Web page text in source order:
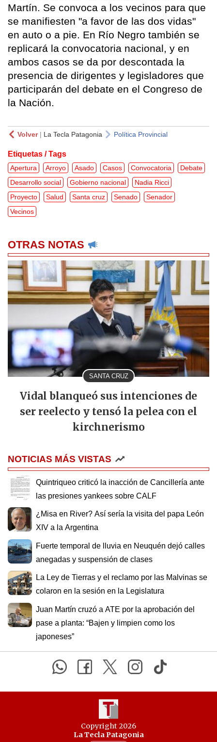
Martín. Se convoca a los vecinos para que
se manifiesten "a favor de las dos vidas"
en auto o a pie. En Río Negro también se
replicará la convocatoria nacional, y en
ambos casos se da por descontada la
presencia de dirigentes y legisladores que
participarán del debate en el Congreso de
la Nación.
Volver| La Tecla Patagonia Política Provincial
Etiquetas / Tags
Apertura Arroyo Asado Casos Convocatoria
Debate
Desarrollo social
Gobierno nacional
Nadia Ricci
Proyecto
Salud Santa cruz Senado
Senador
Vecinos
OTRAS NOTAS
SANTA CRUZ
Vidal blanqueó sus intenciones de
ser reelecto y tensó la pelea con el
kirchnerismo
NOTICIAS MÁS VISTAS
Quintriqueo criticó la inacción de Cancillería ante
las presiones yankees sobre CALF
¿Misa en River? Así sería la visita del papa León
XIV a la Argentina
Fuerte temporal de lluvia en Neuquén dejó calles
anegadas y suspensión de clases
La Ley de Tierras y el reclamo por las Malvinas se
colaron en la sesión en la Legislatura
Juan Martín cruzó a ATE por la aprobación del
pase a planta: “Bajen y limpien como los
japoneses”
Copyright 2026
La Tecla Patagonia